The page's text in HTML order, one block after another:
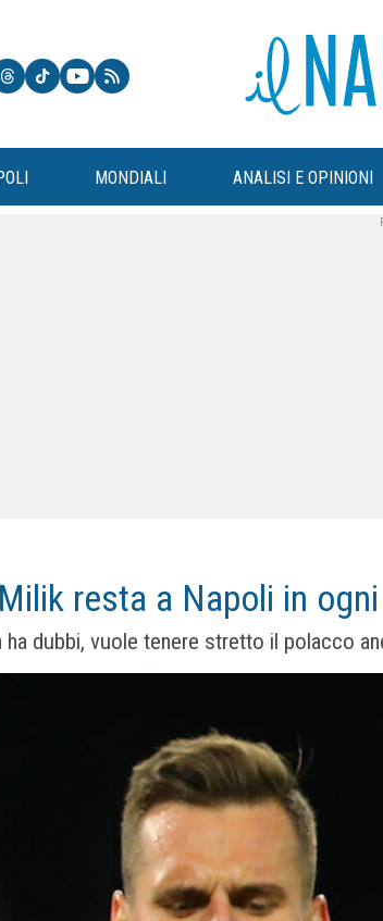
MONDIALI ANALISI E OPINIONI
resta a Napoli in
ha dubbi, vuole tenere stretto il polacco